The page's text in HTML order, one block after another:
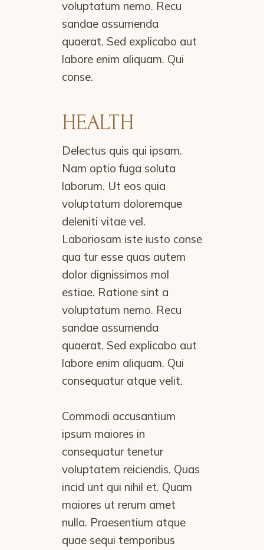
voluptatum nemo. Recu
sandae assumenda
quaerat. Sed explicabo aut
labore enim aliquam. Qui
conse.
HEALTH
Delectus quis qui ipsam.
Nam optio fuga soluta
laborum. Ut eos quia
voluptatum doloremque
deleniti vitae vel.
Laboriosam iste iusto conse
qua tur esse quas autem
dolor dignissimos mol
estiae. Ratione sint a
voluptatum nemo. Recu
sandae assumenda
quaerat. Sed explicabo aut
labore enim aliquam. Qui
consequatur atque velit.
Commodi accusantium
ipsum maiores in
consequatur tenetur
voluptatem reiciendis. Quas
incid unt qui nihil et. Quam
maiores ut rerum amet
nulla. Praesentium atque
quae sequi temporibus